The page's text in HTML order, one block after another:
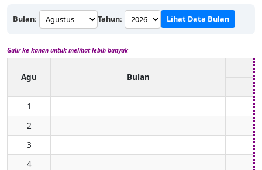
Bulan: Tahun: Lihat Data Bulan
Gulir ke kanan untuk melihat lebih banyak
Agu Bulan
1
2
3
4